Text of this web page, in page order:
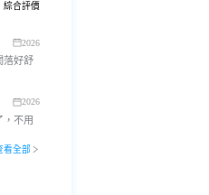
綜合評價
2026
落好舒
2026
不用
看全部